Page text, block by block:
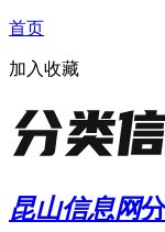
首页
加入收藏
昆山信息网